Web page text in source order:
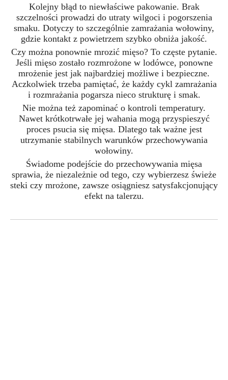
Kolejny błąd to niewłaściwe pakowanie. Brak
szczelności prowadzi do utraty wilgoci i pogorszenia
smaku. Dotyczy to szczególnie zamrażania wołowiny,
gdzie kontakt z powietrzem szybko obniża jakość.
Czy można ponownie mrozić mięso? To częste pytanie.
Jeśli mięso zostało rozmrożone w lodówce, ponowne
mrożenie jest jak najbardziej możliwe i bezpieczne.
Aczkolwiek trzeba pamiętać, że każdy cykl zamrażania
i rozmrażania pogarsza nieco strukturę i smak.
Nie można też zapominać o kontroli temperatury.
Nawet krótkotrwałe jej wahania mogą przyspieszyć
proces psucia się mięsa. Dlatego tak ważne jest
utrzymanie stabilnych warunków przechowywania
wołowiny.
Świadome podejście do przechowywania mięsa
sprawia, że niezależnie od tego, czy wybierzesz świeże
steki czy mrożone, zawsze osiągniesz satysfakcjonujący
efekt na talerzu.